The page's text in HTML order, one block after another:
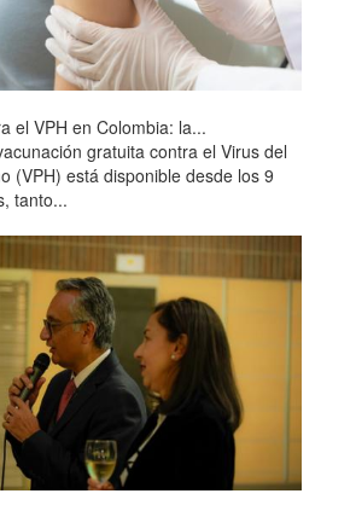
el VPH en Colombia: la...
gratuita contra el Virus del
(VPH) está disponible desde los 9
tanto...